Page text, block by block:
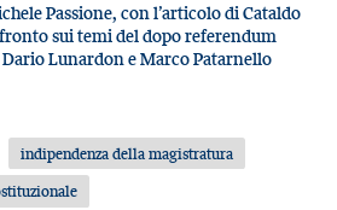
Passione, con l’articolo di Cataldo
sui temi del dopo referendum
Lunardon e Marco Patarnello
indipendenza della magistratura